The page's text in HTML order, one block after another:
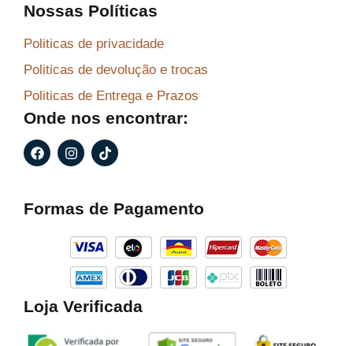
Nossas Políticas
Politicas de privacidade
Politicas de devolução e trocas
Politicas de Entrega e Prazos
Onde nos encontrar:
F
a
o
I
n
g
a
m
T
i
k
Formas de Pagamento
Loja Verificada